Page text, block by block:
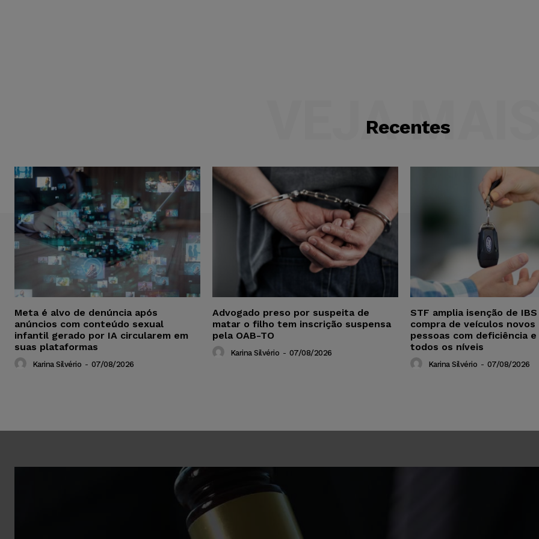
Recentes
VEJA
Meta é alvo de denúncia após
anúncios com conteúdo sexual
infantil gerado por IA circularem em
suas plataformas
Karina Silvério - 07/08/2026
Advogado preso por suspeita de
matar o filho tem inscrição suspensa
pela OAB-TO
Karina Silvério - 07/08/2026
STF amplia isenção de
compra de veículos novos
pessoas com deficiência
todos os níveis
Karina Silvério - 07/08/2026